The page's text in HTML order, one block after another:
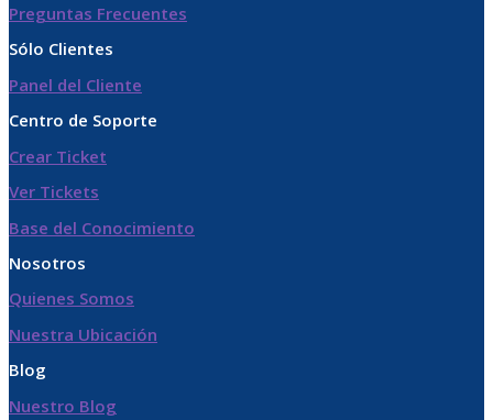
Preguntas Frecuentes
Sólo Clientes
Panel del Cliente
Centro de Soporte
Crear Ticket
Ver Tickets
Base del Conocimiento
Nosotros
Quienes Somos
Nuestra Ubicación
Blog
Nuestro Blog